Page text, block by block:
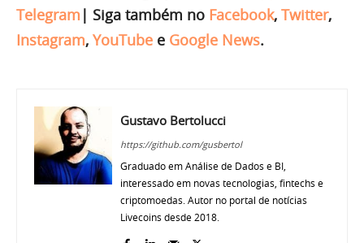
Telegram | Siga também no Facebook, Twitter,
Instagram, YouTube e Google News.
Gustavo Bertolucci
https://github.com/gusbertol
Graduado em Análise de Dados e BI,
interessado em novas tecnologias, fintechs e
criptomoedas. Autor no portal de notícias
Livecoins desde 2018.